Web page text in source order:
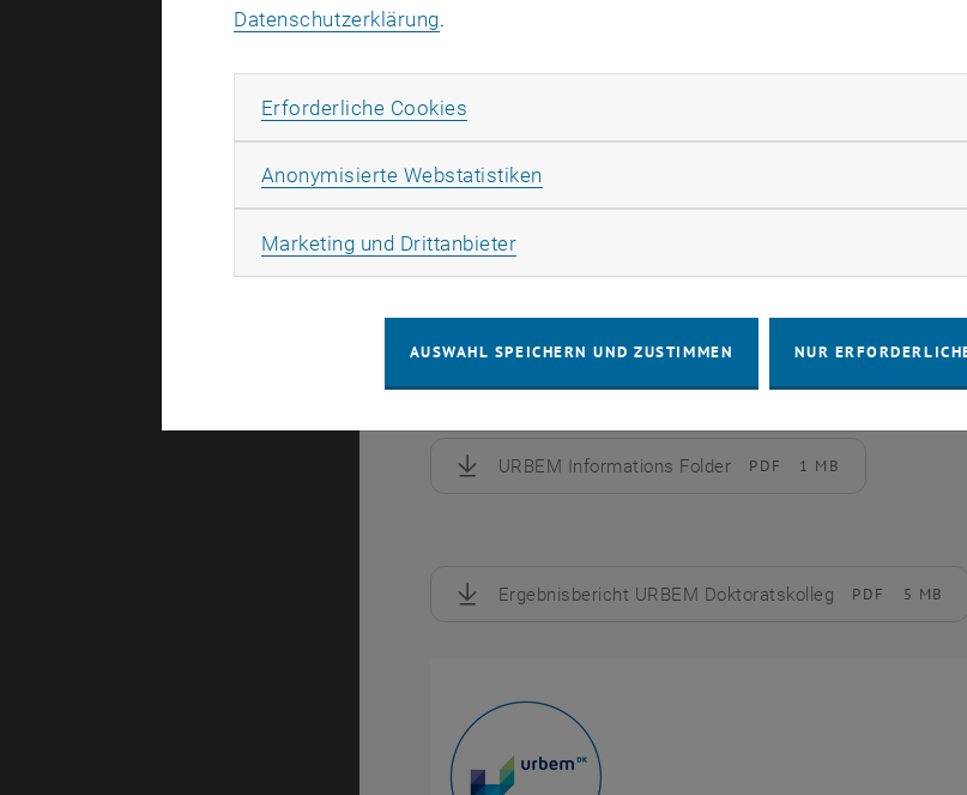
URBEM Informations Folder PDF 1 MB
, herunterladen
Ergebnisbericht URBEM Doktoratskolleg PDF 5 MB
, herunterladen
Datenschutzerklärung.
Erforderliche Cookies
Anonymisierte Webstatistiken
Marketing und DrittanbieterMarketing Cookies zulassen
AUSWAHL SPEICHERN UND ZUSTIMMEN NUR